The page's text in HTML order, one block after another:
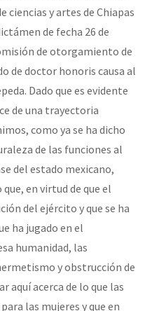
ciencias y artes de Chiapas
de fecha 26 de
de otorgamiento de
de doctor honoris causa al
Dado que es evidente
de una trayectoria
como ya se ha dicho
de las funciones al
del estado mexicano,
en virtud de que el
del ejército y que se ha
ha jugado en el
humanidad, las
y obstrucción de
aquí acerca de lo que las
las mujeres y que en